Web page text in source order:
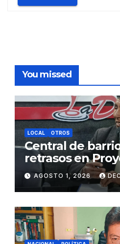
You missed
LOCAL OTROS
Central de
retrasos en
de Agua y
Juliaca
AGOSTO 1, 2026